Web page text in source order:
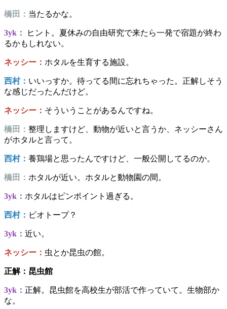
橋田： 当たるかな。
3yk：
ヒント。夏休みの自由研究で来たら一発で宿題が終わ
るかもしれない。
ネッシー： ホタルを生育する施設。
西村： いいっすか。待ってる間に忘れちゃった。正解しそう
な感じだったんだけど。
ネッシー： そういうことがあるんですね。
橋田： 整理しますけど、動物が近いと言うか、ネッシーさん
がホタルと言って。
西村： 養鶏場と思ったんですけど、一般公開してるのか。
橋田： ホタルが近い。ホタルと動物園の間。
3yk： ホタルはピンポイント過ぎる。
西村： ビオトープ？
3yk： 近い。
ネッシー： 虫とか昆虫の館。
正解：昆虫館
3yk： 正解。昆虫館を高校生が部活で作っていて。生物部か
な。